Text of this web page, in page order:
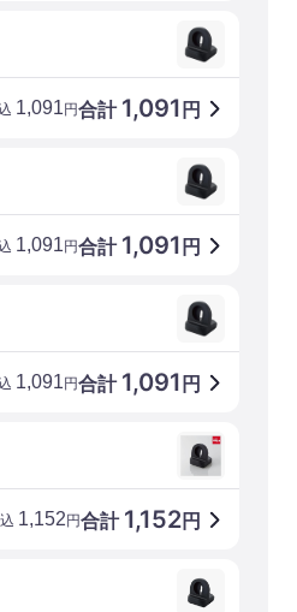
合計 1,091 円
1,091円
合計 1,091 円
1,091円
合計 1,091 円
1,091円
合計 1,152円
1,152円